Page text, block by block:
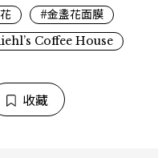
#金盞花面膜
Coffee House
收藏